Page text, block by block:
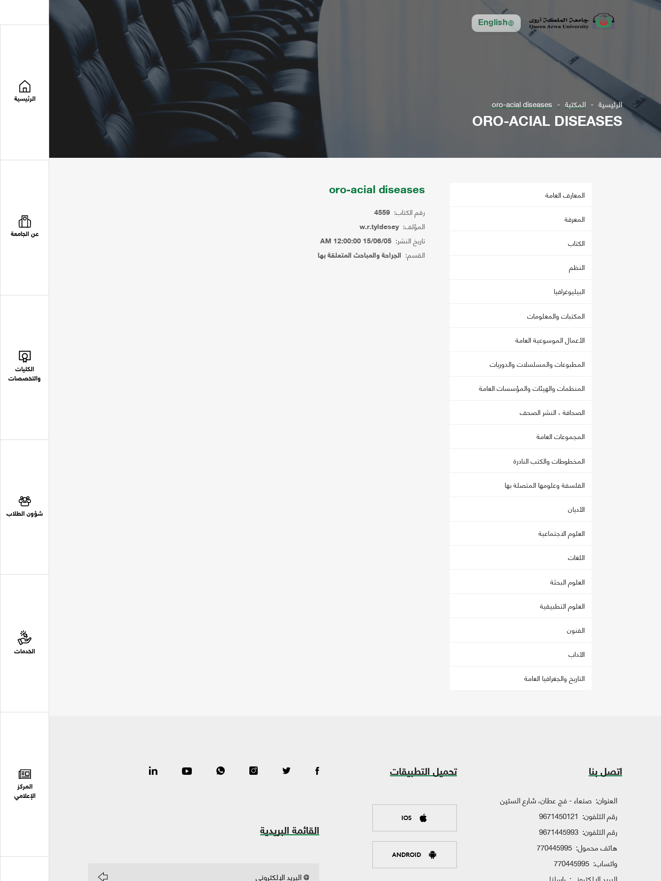
English
الرئيسية
عن الجامعة
الكليات
والتخصصات
شؤون الطلاب
الخدمات
المركز
الإعلامي
الرئيسية المكتبة oro-acial diseases
ORO-ACIAL DISEASES
المعارف العامة
المعرفة
الكتاب
النظم
البيليوغرافيا
المكتبات والمعلومات
الأعمال الموسوعية العامة
المطبوعات والمسلسلات والدوريات
المنظمات والهيئات والمؤسسات العامة
الصحافة ، النشر الصحف
المجموعات العامة
المخطوطات والكتب النادرة
الفلسفة وعلومها المتصلة بها
الأديان
العلوم الاجتماعية
اللغات
العلوم البحثة
العلوم التطبيقية
الفنون
الآداب
التاريخ والجغرافيا العامة
oro-acial diseases
رقم الكتاب: 4559
المؤلف:w.r.tyldesey
تاريخ النشر: 15/06/05 12:00:00 AM
القسم: الجراحة والمباحث المتعلقة بها
اتصل بنا
العنوان: صنعاء - فج عطان، شارع الستين
رقم التلفون: 9671450121
رقم التلفون: 9671445993
هاتف محمول: 770445995
واتساب: 770445995
تحميل التطبيقات
IOS
ANDROID
القائمة البريدية